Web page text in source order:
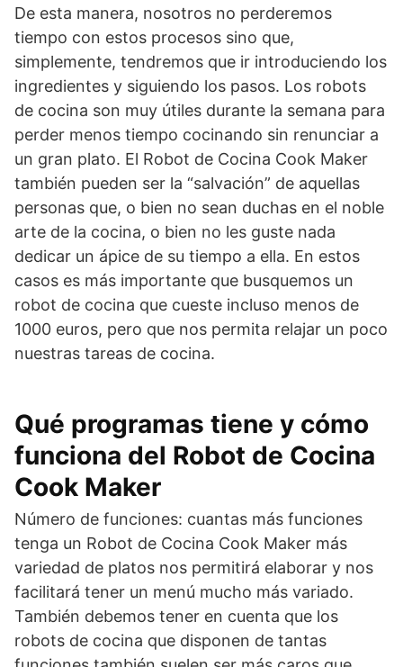
De esta manera, nosotros no perderemos
tiempo con estos procesos sino que,
simplemente, tendremos que ir introduciendo los
ingredientes y siguiendo los pasos. Los robots
de cocina son muy útiles durante la semana para
perder menos tiempo cocinando sin renunciar a
un gran plato. El Robot de Cocina Cook Maker
también pueden ser la “salvación” de aquellas
personas que, o bien no sean duchas en el noble
arte de la cocina, o bien no les guste nada
dedicar un ápice de su tiempo a ella. En estos
casos es más importante que busquemos un
robot de cocina que cueste incluso menos de
1000 euros, pero que nos permita relajar un poco
nuestras tareas de cocina.
Qué programas tiene y cómo
funciona del Robot de Cocina
Cook Maker
Número de funciones: cuantas más funciones
tenga un Robot de Cocina Cook Maker más
variedad de platos nos permitirá elaborar y nos
facilitará tener un menú mucho más variado.
También debemos tener en cuenta que los
robots de cocina que disponen de tantas